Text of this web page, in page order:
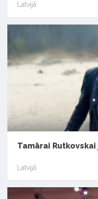
Latvijā
Tamārai
Latvijā